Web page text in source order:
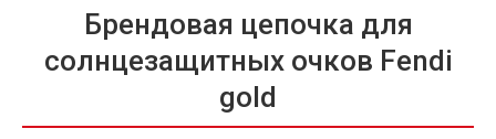
Брендовая цепочка для
солнцезащитных очков Fendi
gold